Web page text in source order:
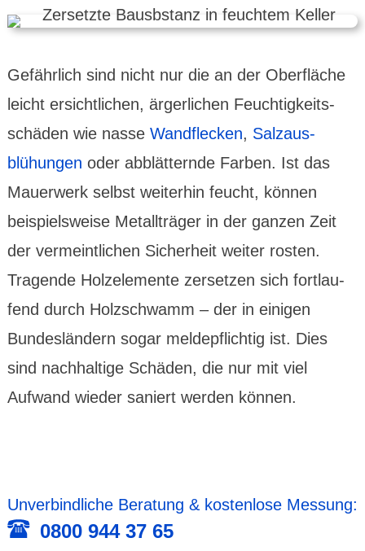
Gefähr­lich sind nicht nur die an der Oberfläche
leicht ersicht­lichen, ärger­lichen Feuchtig­keits­
schäden wie nasse Wand­flecken, Salzaus­
blühungen oder abblät­ternde Farben. Ist das
Mauer­werk selbst weiter­hin feucht, können
beispiels­weise Metall­träger in der ganzen Zeit
der vermeint­lichen Sicher­heit weiter rosten.
Tragende Holz­ele­mente zersetzen sich fort­lau­
fend durch Holz­schwamm – der in einigen
Bundes­ländern sogar melde­pflich­tig ist. Dies
sind nach­haltige Schäden, die nur mit viel
Aufwand wieder saniert werden können.
Unver­bind­liche Beratung & kosten­lose Messung:
0800 944 37 65